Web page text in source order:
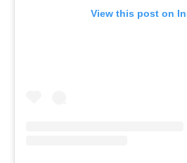
View this post on